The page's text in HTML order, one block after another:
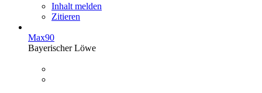
Inhalt melden
Zitieren
Max90
Bayerischer Löwe